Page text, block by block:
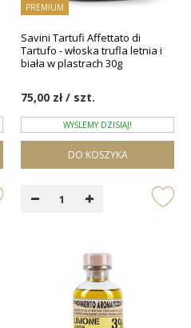
PREMIUM
Savini Tartufi Affettato di
Tartufo - włoska trufla letnia i
biała w plastrach 30g
75,00 zł / szt.
WYŚLEMY DZISIAJ!
DO KOSZYKA